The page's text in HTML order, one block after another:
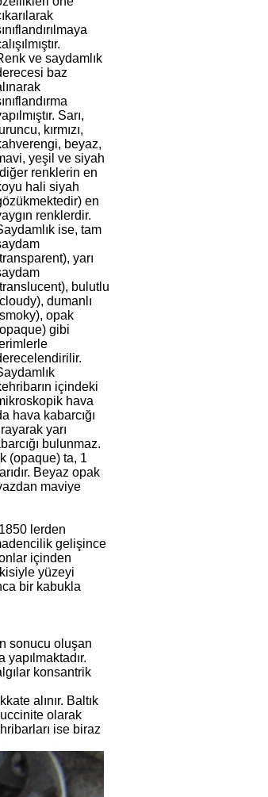
ve saydamlık
baz
Sarı,
kırmızı,
beyaz,
yeşil ve siyah
renklerin en
hali siyah
en
renklerdir.
ise, tam
yarı
bulutlu
dumanlı
opak
gibi
içindeki
hava
hava kabarcığı
yarı
bulunmaz.
(opaque) ta, 1
Beyaz opak
maviye
lerden
gelişince
içinden
yüzeyi
bir kabukla
sonucu oluşan
konsantrik
alınır. Baltık
olarak
ise biraz